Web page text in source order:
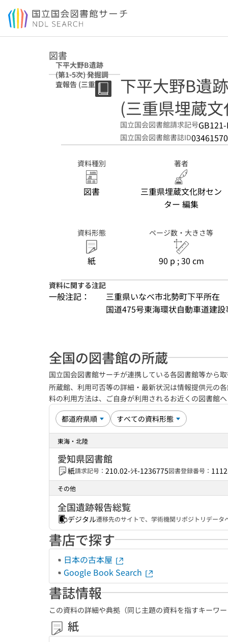
本文へ移動
図書
下平大野B遺跡
(第1-5次) 発掘調
査報告 (三重県埋
蔵文化財調査報告
下平大野B遺
(三重県埋蔵
国立国会図書館請求記号
国立国会図書館書誌ID
資料種別
図書
著者
三重県埋蔵文化財セン
ター 編集
資料形態
紙
ページ数・大きさ等
90 p ; 30 cm
資料に関する注記
一般注記：
三重県いなべ市北勢町下平所在
国道475号東海環状自動車道建設
全国の図書館の所蔵
国立国会図書館サーチが連携している各図書館等から
所蔵館、利用可否等の詳細・最新状況は情報提供元の
料の利用方法は、ご自身が利用されるお近くの図書館
東海・北陸
愛知県図書館
紙請求記号： 210.02-ｼﾓ-1236775図書登録番号：
その他
全国遺跡報告総覧
デジタル遷移先のサイトで、学術機関リポジトリデー
書店で探す
日本の古本屋
Google Book Search
書誌情報
この資料の詳細や典拠（同じ主題の資料を指すキーワ
紙